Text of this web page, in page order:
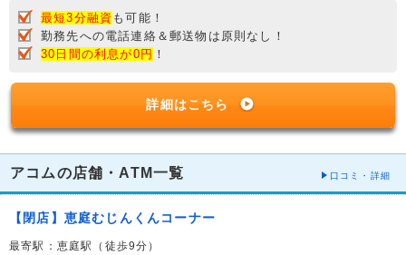
最短3分融資 も可能！
勤務先への電話連絡＆郵送物は原則なし！
30日間の利息が0円 ！
詳細はこちら
アコムの店舗・ATM一覧 口コミ・詳細
【閉店】恵庭むじんくんコーナー
最寄駅：恵庭駅（徒歩9分）